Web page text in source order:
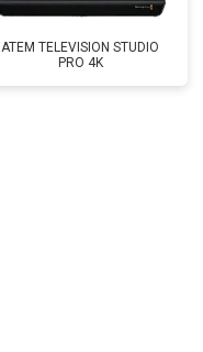
ATEM TELEVISION STUDIO
PRO 4K